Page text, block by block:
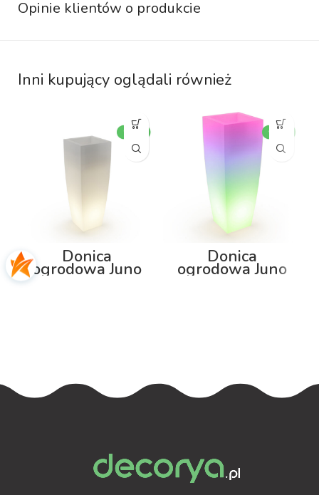
Opinie klientów o produkcie
Inni kupujący oglądali również
Donica
ogrodowa Juno
Donica
ogrodowa Juno